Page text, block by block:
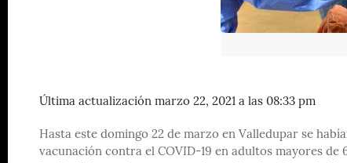
Última actualización marzo 22, 2021 a las 08:33 pm
Hasta este domingo 22 de marzo en Valledupar se
vacunación contra el COVID-19 en adultos mayores